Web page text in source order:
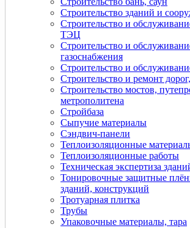
Строительство зданий и
Строительство и
ТЭЦ
Строительство и
газоснабжения
Строительство и
Строительство и ремонт
Строительство мостов,
метрополитена
Стройбаза
Сыпучие материалы
Сэндвич-панели
Теплоизоляционные
Теплоизоляционные работы
Техническая экспертиза
Тонировочные защитные
зданий, конструкций
Тротуарная плитка
Трубы
Упаковочные материалы, тара